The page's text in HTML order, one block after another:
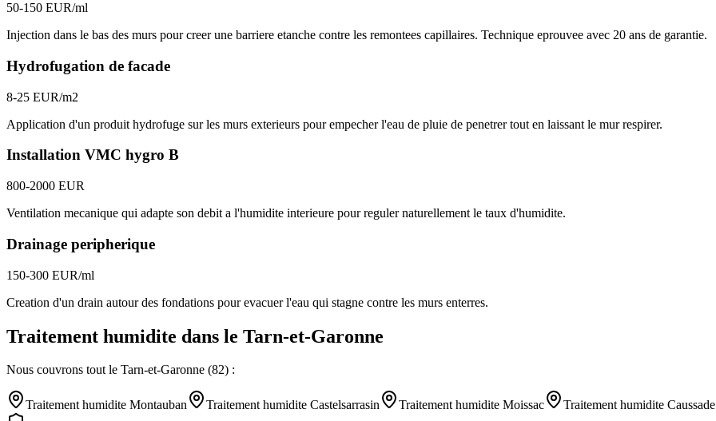
50-150 EUR/ml
Injection dans le bas des murs pour creer une barriere etanche contre les remontees capillaires. Technique eprouvee avec 20 ans de garantie.
Hydrofugation de facade
8-25 EUR/m2
Application d'un produit hydrofuge sur les murs exterieurs pour empecher l'eau de pluie de penetrer tout en laissant le mur respirer.
Installation VMC hygro B
800-2000 EUR
Ventilation mecanique qui adapte son debit a l'humidite interieure pour reguler naturellement le taux d'humidite.
Drainage peripherique
150-300 EUR/ml
Creation d'un drain autour des fondations pour evacuer l'eau qui stagne contre les murs enterres.
Traitement humidite dans le Tarn-et-Garonne
Nous couvrons tout le Tarn-et-Garonne (82) :
Traitement humidite Montauban Traitement humidite Castelsarrasin Traitement humidite Moissac Traitement humidite Caussade